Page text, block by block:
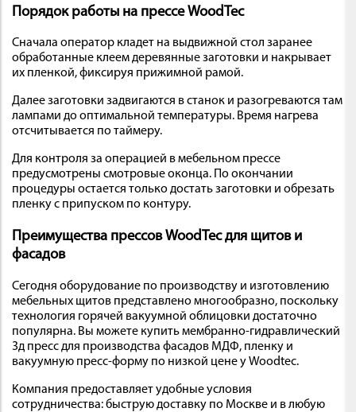
Порядок работы на прессе WoodTec
Сначала оператор кладет на выдвижной стол заранее
обработанные клеем деревянные заготовки и накрывает
их пленкой, фиксируя прижимной рамой.
Далее заготовки задвигаются в станок и разогреваются там
лампами до оптимальной температуры. Время нагрева
отсчитывается по таймеру.
Для контроля за операцией в мебельном прессе
предусмотрены смотровые оконца. По окончании
процедуры остается только достать заготовки и обрезать
пленку с припуском по контуру.
Преимущества прессов WoodTec для щитов и
фасадов
Сегодня оборудование по производству и изготовлению
мебельных щитов представлено многообразно, поскольку
технология горячей вакуумной облицовки достаточно
популярна. Вы можете купить мембранно-гидравлический
3д пресс для производства фасадов МДФ, пленку и
вакуумную пресс-форму по низкой цене у Woodtec.
Компания предоставляет удобные условия
сотрудничества: быструю доставку по Москве и в любую